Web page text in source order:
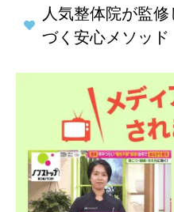
人気整体院が監
づく安心メソッド